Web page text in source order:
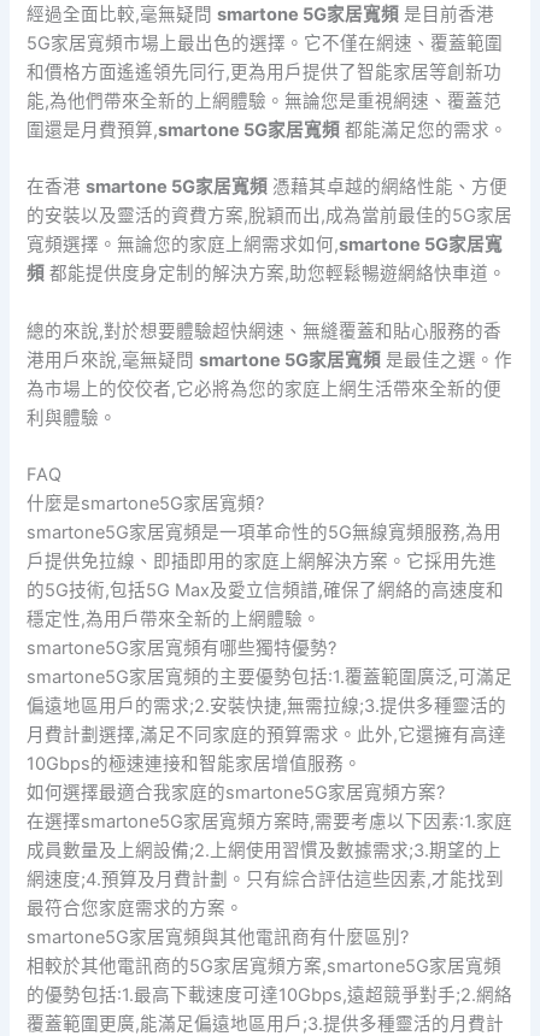
經過全面比較,毫無疑問smartone 5G家居寬頻 是目前香港
5G家居寬頻市場上最出色的選擇。它不僅在網速、覆蓋範圍
和價格方面遙遙領先同行,更為用戶提供了智能家居等創新功
能,為他們帶來全新的上網體驗。無論您是重視網速、覆蓋范
圍還是月費預算,smartone 5G家居寬頻 都能滿足您的需求。
在香港smartone 5G家居寬頻 憑藉其卓越的網絡性能、方便
的安裝以及靈活的資費方案,脫穎而出,成為當前最佳的5G家居
寬頻選擇。無論您的家庭上網需求如何,smartone 5G家居寬
頻 都能提供度身定制的解決方案,助您輕鬆暢遊網絡快車道。
總的來說,對於想要體驗超快網速、無縫覆蓋和貼心服務的香
港用戶來說,毫無疑問smartone 5G家居寬頻 是最佳之選。作
為市場上的佼佼者,它必將為您的家庭上網生活帶來全新的便
利與體驗。
FAQ
什麼是smartone5G家居寬頻?
smartone5G家居寬頻是一項革命性的5G無線寬頻服務,為用
戶提供免拉線、即插即用的家庭上網解決方案。它採用先進
的5G技術,包括5G Max及愛立信頻譜,確保了網絡的高速度和
穩定性,為用戶帶來全新的上網體驗。
smartone5G家居寬頻有哪些獨特優勢?
smartone5G家居寬頻的主要優勢包括:1.覆蓋範圍廣泛,可滿足
偏遠地區用戶的需求;2.安裝快捷,無需拉線;3.提供多種靈活的
月費計劃選擇,滿足不同家庭的預算需求。此外,它還擁有高達
10Gbps的極速連接和智能家居增值服務。
如何選擇最適合我家庭的smartone5G家居寬頻方案?
在選擇smartone5G家居寬頻方案時,需要考慮以下因素:1.家庭
成員數量及上網設備;2.上網使用習慣及數據需求;3.期望的上
網速度;4.預算及月費計劃。只有綜合評估這些因素,才能找到
最符合您家庭需求的方案。
smartone5G家居寬頻與其他電訊商有什麼區別?
相較於其他電訊商的5G家居寬頻方案,smartone5G家居寬頻
的優勢包括:1.最高下載速度可達10Gbps,遠超競爭對手;2.網絡
覆蓋範圍更廣,能滿足偏遠地區用戶;3.提供多種靈活的月費計